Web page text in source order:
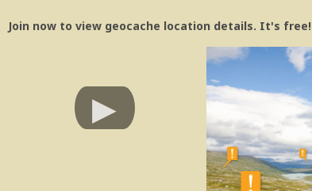
Join now to view geocache location details. It's free!